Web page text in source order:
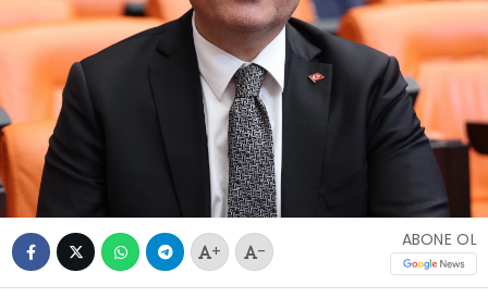
+ -
ABONE OL